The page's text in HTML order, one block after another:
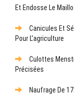
Et Endosse Le
Canicules Et
Pour L’agriculture
Culottes
Précisées
Naufrage De